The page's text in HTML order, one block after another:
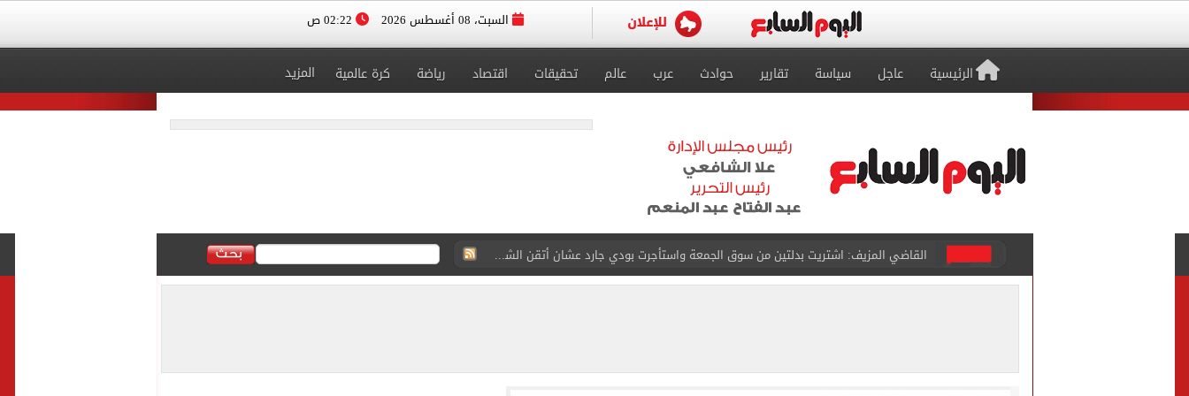
السبت، 08 أغسطس 2026
الرئيسية عاجل سياسة تقارير حوادث عرب عالم تحقيقات اقتصاد رياضة كرة عالمية المزيد
برشلونة يطرح تذاكر مواجهة الأهلي على كأس خوان جامبر
طرابزون سبور ينفي الحجز على مستحقات محمد صلاح
الأهلي ينهي مرانه الأول فى معسكر إسبانيا.. جلسة عموتة وفقرة بدنية.. صور